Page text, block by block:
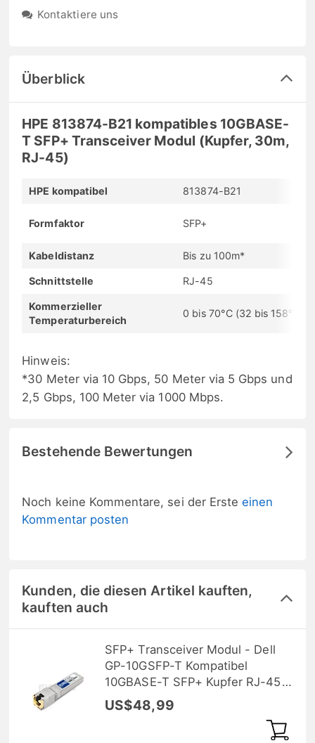
Kontaktiere uns
Überblick
HPE 813874-B21 kompatibles 10GBASE-
T SFP+ Transceiver Modul (Kupfer, 30m,
RJ-45)
HPE kompatibel 813874-B21
Formfaktor SFP+
Kabeldistanz Bis zu 100m*
Schnittstelle RJ-45
Kommerzieller
Temperaturbereich
0 bis 70°C (32 bis 158°F)
Hinweis:
*30 Meter via 10 Gbps, 50 Meter via 5 Gbps und
2,5 Gbps, 100 Meter via 1000 Mbps.
Bestehende Bewertungen
Noch keine Kommentare, sei der Ersteeinen
Kommentar posten
Kunden, die diesen Artikel kauften,
kauften auch
SFP+ Transceiver Modul - Dell
GP-10GSFP-T Kompatibel
10GBASE-T SFP+ Kupfer RJ-45
30m
US$48,99